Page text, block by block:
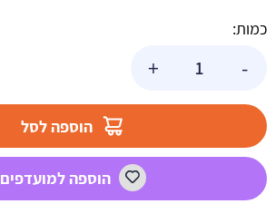
כמות:
-
Emoji
+
הוספה לסל
הוספה למועדפים